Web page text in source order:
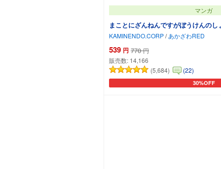
マンガ
まことにざんねんですがぼうけんの
KAMINENDO.CORP/ あかざわRED
539 円 770 円
販売数: 14,166
(5,684)
(22)
30%OFF
カートに追